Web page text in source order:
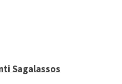
Sagalassos